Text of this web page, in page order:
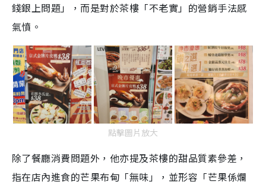
錢銀上問題」，而是對於茶樓「不老實」的營銷手法感
氣憤。
點擊圖片放大
除了餐廳消費問題外，他亦提及茶樓的甜品質素參差，
指在店內進食的芒果布甸「無味」，並形容「芒果係爛